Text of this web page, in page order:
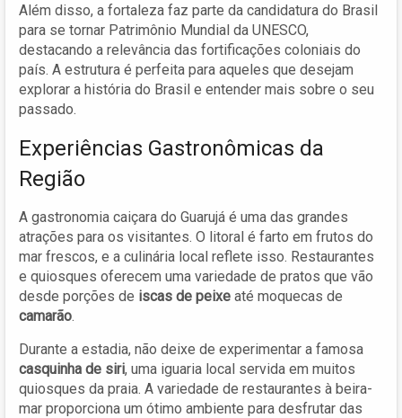
Além disso, a fortaleza faz parte da candidatura do Brasil
para se tornar Patrimônio Mundial da UNESCO,
destacando a relevância das fortificações coloniais do
país. A estrutura é perfeita para aqueles que desejam
explorar a história do Brasil e entender mais sobre o seu
passado.
Experiências Gastronômicas da
Região
A gastronomia caiçara do Guarujá é uma das grandes
atrações para os visitantes. O litoral é farto em frutos do
mar frescos, e a culinária local reflete isso. Restaurantes
e quiosques oferecem uma variedade de pratos que vão
desde porções de iscas de peixe até moquecas de
camarão.
Durante a estadia, não deixe de experimentar a famosa
casquinha de siri, uma iguaria local servida em muitos
quiosques da praia. A variedade de restaurantes à beira-
mar proporciona um ótimo ambiente para desfrutar das